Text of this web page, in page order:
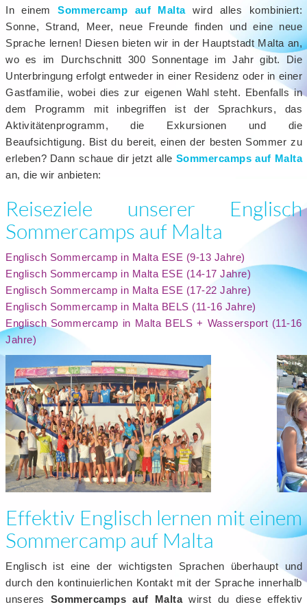
In einemSommercamp auf Maltawird alles kombiniert:
Sonne, Strand, Meer, neue Freunde finden und eine neue
Sprache lernen! Diesen bieten wir in der Hauptstadt Malta an,
wo es im Durchschnitt 300 Sonnentage im Jahr gibt. Die
Unterbringung erfolgt entweder in einer Residenz oder in einer
Gastfamilie, wobei dies zur eigenen Wahl steht. Ebenfalls in
dem Programm mit inbegriffen ist der Sprachkurs, das
Aktivitätenprogramm, die Exkursionen und die
Beaufsichtigung. Bist du bereit, einen der besten Sommer zu
erleben? Dann schaue dir jetzt alle Sommercamps auf Malta
an, die wir anbieten:
Reiseziele unserer Englisch
Sommercamps auf Malta
Englisch Sommercamp in Malta ESE (9-13 Jahre)
Englisch Sommercamp in Malta ESE (14-17 Jahre)
Englisch Sommercamp in Malta ESE (17-22 Jahre)
Englisch Sommercamp in Malta BELS (11-16 Jahre)
Englisch Sommercamp in Malta BELS + Wassersport (11-16
Jahre)
Effektiv Englisch lernen mit einem
Sommercamp auf Malta
Englisch ist eine der wichtigsten Sprachen überhaupt und
durch den kontinuierlichen Kontakt mit der Sprache innerhalb
unseres Sommercamps auf Maltawirst du diese effektiv